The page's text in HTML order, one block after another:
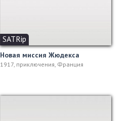
SATRip
Новая миссия Жюдекса
1917, приключения, Франция